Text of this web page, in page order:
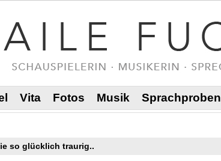
Vita Fotos Musik Sprachproben
so glücklich traurig..